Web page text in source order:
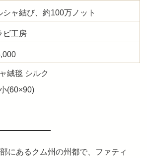
シャ結び、約100万ノット
ビ工房
絨毯 シルク
(60×90)
にあるクム州の州都で、ファティ